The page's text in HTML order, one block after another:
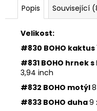
Popis Související
Velikost:
#830 BOHO kaktus
#831 BOHO hrnek
3,94 inch
#832 BOHO motýl
#833 BOHO duha9